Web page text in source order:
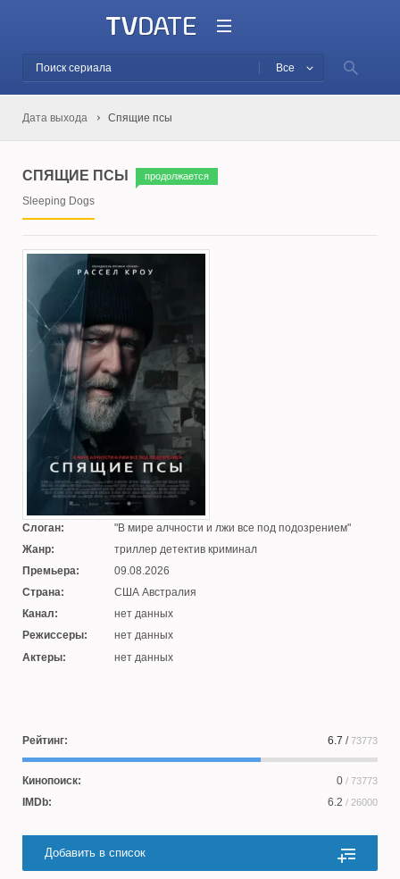
Все
Дата выхода Спящие псы
СПЯЩИЕ ПСЫ продолжается
Sleeping Dogs
Слоган:
В мире алчности и лжи все под подозрением
Жанр:
триллер детектив криминал
Премьера:
09.08.2026
Страна:
США Австралия
Канал:
нет данных
Режиссеры:
нет данных
Актеры:
нет данных
Рейтинг: 6.7 /73773
Кинопоиск: 0 / 73773
IMDb: 6.2 / 26000
Добавить в список